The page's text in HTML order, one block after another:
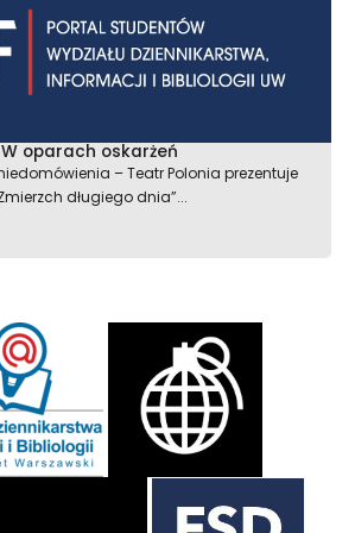
W oparach oskarżeń
– Teatr Polonia prezentuje
długiego dnia”...